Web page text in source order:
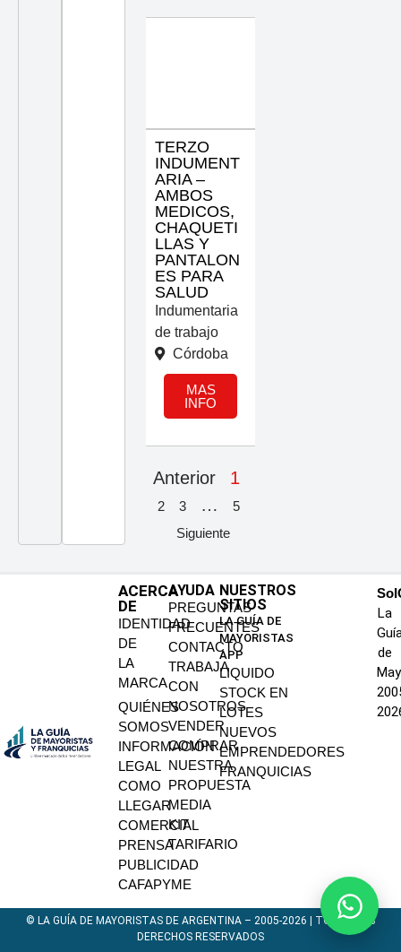
TERZO
INDUMENT
ARIA –
AMBOS
MEDICOS,
CHAQUETI
LLAS Y
PANTALON
ES PARA
SALUD
Indumentaria
de trabajo
Córdoba
MAS
INFO
Anterior 1
2 3 …
5
Siguiente
ACERCA
DE
IDENTIDAD
DE
LA
MARCA
QUIÉNES
SOMOS
INFORMACIÓN
LEGAL
COMO
LLEGAR
COMERCIAL
PRENSA
PUBLICIDAD
CAFAPYME
AYUDA
PREGUNTAS
FRECUENTES
CONTACTO
TRABAJA
CON
NOSOTROS
VENDER
COMPRAR
NUESTRA
PROPUESTA
MEDIA
KIT
TARIFARIO
NUESTROS
SITIOS
LA GUÍA DE
MAYORISTAS
APP
LIQUIDO
STOCK EN
LOTES
NUEVOS
EMPRENDEDORES
FRANQUICIAS
La
de
© LA GUÍA DE MAYORISTAS DE ARGENTINA – 2005-2026 | TODOS LOS
DERECHOS RESERVADOS